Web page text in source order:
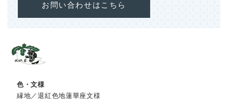
お問い合わせはこちら
色・文様
縁地／退紅色地蓮華座文様